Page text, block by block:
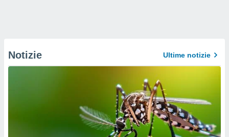
Notizie Ultime notizie